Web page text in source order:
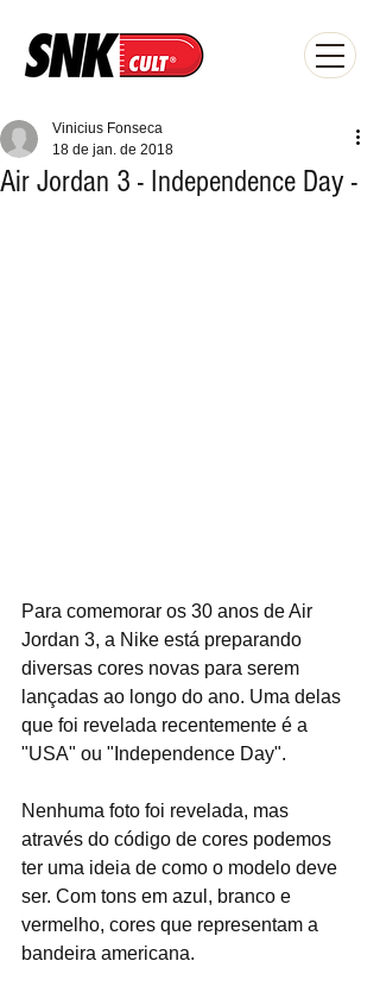
Air Jordan 3 - Independence Day -
Vinicius Fonseca
18 de jan. de 2018
Para comemorar os 30 anos de Air
Jordan 3, a Nike está preparando
diversas cores novas para serem
lançadas ao longo do ano. Uma delas
que foi revelada recentemente é a
"USA" ou "Independence Day".
Nenhuma foto foi revelada, mas
através do código de cores podemos
ter uma ideia de como o modelo deve
ser. Com tons em azul, branco e
vermelho, cores que representam a
bandeira americana.